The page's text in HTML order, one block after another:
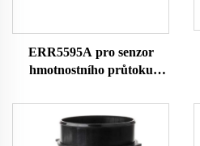
ERR5595A pro senzor
hmotnostního průtoku
Meter 70419A ERR5595